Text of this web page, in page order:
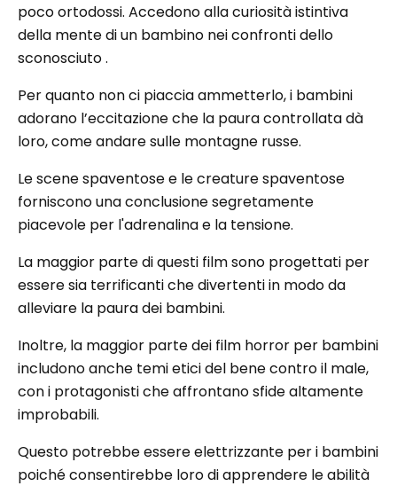
poco ortodossi. Accedono alla curiosità istintiva
della mente di un bambino nei confronti dello
sconosciuto .
Per quanto non ci piaccia ammetterlo, i bambini
adorano l’eccitazione che la paura controllata dà
loro, come andare sulle montagne russe.
Le scene spaventose e le creature spaventose
forniscono una conclusione segretamente
piacevole per l'adrenalina e la tensione.
La maggior parte di questi film sono progettati per
essere sia terrificanti che divertenti in modo da
alleviare la paura dei bambini.
Inoltre, la maggior parte dei film horror per bambini
includono anche temi etici del bene contro il male,
con i protagonisti che affrontano sfide altamente
improbabili.
Questo potrebbe essere elettrizzante per i bambini
poiché consentirebbe loro di apprendere le abilità